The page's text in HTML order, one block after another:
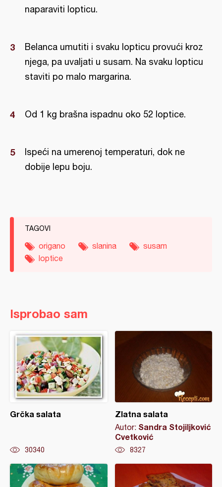
naparaviti lopticu.
Belanca umutiti i svaku lopticu provući kroz
njega, pa uvaljati u susam. Na svaku lopticu
staviti po malo margarina.
Od 1 kg brašna ispadnu oko 52 loptice.
Ispeći na umerenoj temperaturi, dok ne
dobije lepu boju.
TAGOVI
origano slanina
susam
loptice
Isprobao sam
Grčka salata
30340
Zlatna salata
Autor: Sandra Stojiljković
Cvetković
8327